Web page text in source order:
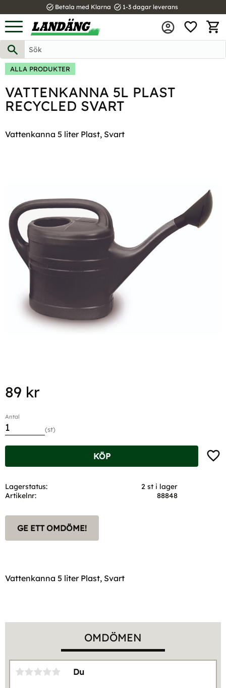
Meny
task_alt Betala med Klarna task_alt 1-3 dagar leverans
ALLA PRODUKTER
VATTENKANNA 5L PLAST
RECYCLED SVART
Vattenkanna 5 liter Plast, Svart
89 kr
Antal
st
KÖP
Lagerstatus
2 st i lager
Artikelnr
88848
GE ETT OMDÖME!
Vattenkanna 5 liter Plast, Svart
OMDÖMEN
Du